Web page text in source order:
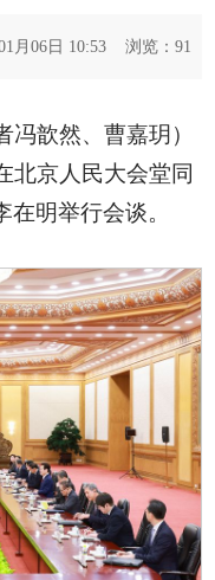
月06日 10:53 浏览： 91
歆然、曹嘉玥）
北京人民大会堂同
明举行会谈。